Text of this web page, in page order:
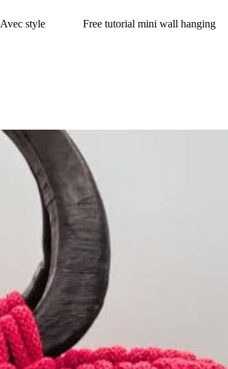
Avec style Free tutorial mini wall hanging